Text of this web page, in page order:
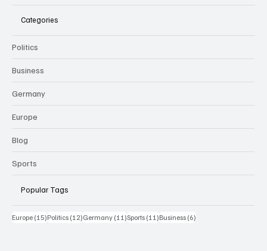
Categories
Politics
Business
Germany
Europe
Blog
Sports
Popular Tags
Europe (15)15 Beiträge
Politics (12)12 Beiträge
Germany (11)11 Beiträge
Sports (11)11 Beiträge
Business (6)